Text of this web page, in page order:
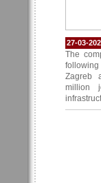
27-03-
The
Zagreb
million